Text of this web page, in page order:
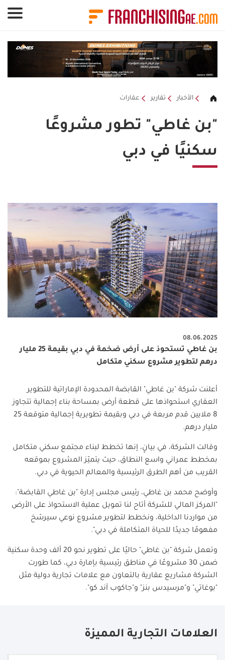
الأخبار تقارير عقارات
"بن غاطي" تطور مشروعًا
سكنيًا في دبي
08.06.2025
بن غاطي تستحوذ على أرض ضخمة في دبي بقيمة 25 مليار
درهم لتطوير مشروع سكني متكامل
أعلنت شركة "بن غاطي" القابضة المحدودة الإماراتية للتطوير
العقاري استحواذها على قطعة أرض بمساحة بناء إجمالية تتجاوز
8 ملايين قدم مربعة في دبي وبقيمة تطويرية إجمالية متوقعة 25
مليار درهم.
وقالت الشركة، في بيانٍ، إنها تخطط لبناء مجتمع سكني متكامل
بمخطط عمراني واسع النطاق، حيث يتميّز المشروع بموقعه
القريب من أهم الطرق الرئيسية والمعالم الحيوية في دبي.
وأوضح محمد بن غاطي، رئيس مجلس إدارة "بن غاطي القابضة":
"المركز المالي للشركة أتاح لنا تمويل عملية الاستحواذ على الأرض
من مواردنا الداخلية، ونخطط لتطوير مشروع نوعي سيرسّخ
مفهومًا جديدًا للحياة المتكاملة في دبي".
وتعمل شركة "بن غاطي" حاليًا على تطوير نحو 20 ألف وحدة سكنية
ضمن 30 مشروعًا في مناطق رئيسية بإمارة دبي، كما طورت
الشركة مشاريع عقارية بالتعاون مع علامات تجارية دولية مثل
"بوغاتي" و"مرسيدس بنز" و"جاكوب آند كو".
العلامات التجارية المميزة
لوحة إدارة ملفات تعريف الارتباط